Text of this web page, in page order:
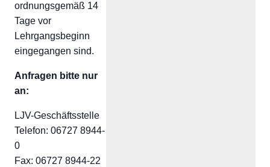
ordnungsgemäß 14
Tage vor
Lehrgangsbeginn
eingegangen sind.
Anfragen bitte nur
an:
LJV-Geschäftsstelle
Telefon: 06727 8944-
0
Fax: 06727 8944-22